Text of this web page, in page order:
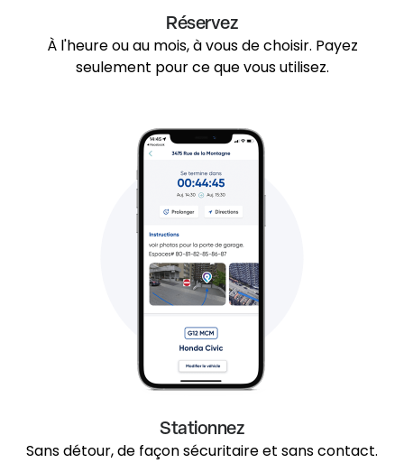
Réservez
À l'heure ou au mois, à vous de choisir. Payez
seulement pour ce que vous utilisez.
Stationnez
Sans détour, de façon sécuritaire et sans contact.